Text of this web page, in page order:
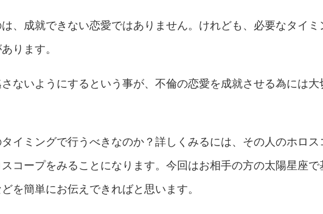
、成就できない恋愛ではありません。けれども、必要なタイミ
ります。
ないようにするという事が、不倫の恋愛を成就させる為には大
イミングで行うべきなのか？詳しくみるには、その人のホロス
コープをみることになります。今回はお相手の方の太陽星座で
を簡単にお伝えできればと思います。